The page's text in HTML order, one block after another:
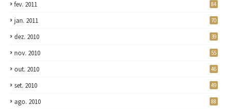
fev. 2011 84
jan. 2011 70
dez. 2010 39
nov. 2010 55
out. 2010 46
set. 2010 49
ago. 2010 88